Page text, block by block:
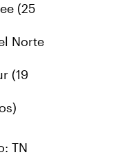
(25
Norte
(19
TN